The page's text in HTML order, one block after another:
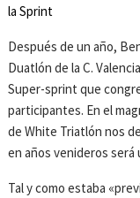
la Sprint
Después de un año,
Duatlón de la C.
Super-sprint que
participantes. En el
de White Triatlón nos
en años venideros
Tal y como estaba